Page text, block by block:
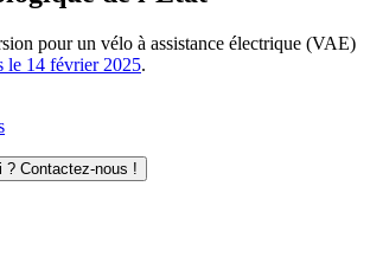
pour un vélo à assistance électrique (VAE)
le 14 février 2025.
? Contactez-nous !